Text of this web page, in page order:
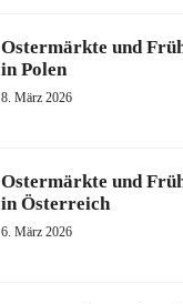
Ostermärkte und
in Polen
8. März 2026
Ostermärkte und
in Österreich
6. März 2026